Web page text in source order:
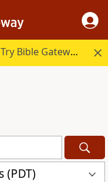
Try Bible Gateway Plus.
(PDT)